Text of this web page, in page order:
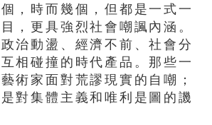
，時而幾個，但都是一式一
，更具強烈社會嘲諷內涵。
政治動盪、經濟不前、社會分
相碰撞的時代產品。那些一
術家面對荒謬現實的自嘲；
對集體主義和唯利是圖的譏